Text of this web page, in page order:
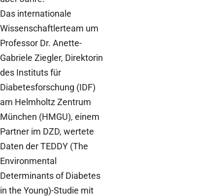
Das internationale
Wissenschaftlerteam um
Professor Dr. Anette-
Gabriele Ziegler, Direktorin
des Instituts für
Diabetesforschung (IDF)
am Helmholtz Zentrum
München (HMGU), einem
Partner im DZD, wertete
Daten der TEDDY (The
Environmental
Determinants of Diabetes
in the Young)-Studie mit